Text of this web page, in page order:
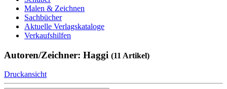
Malen & Zeichnen
Sachbücher
Aktuelle Verlagskataloge
Verkaufshilfen
Autoren/Zeichner: Haggi (11 Artikel)
Druckansicht